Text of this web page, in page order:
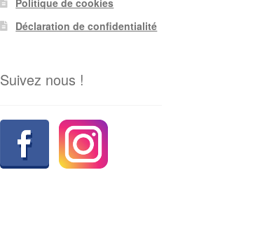
Déclaration de confidentialité
Suivez nous !